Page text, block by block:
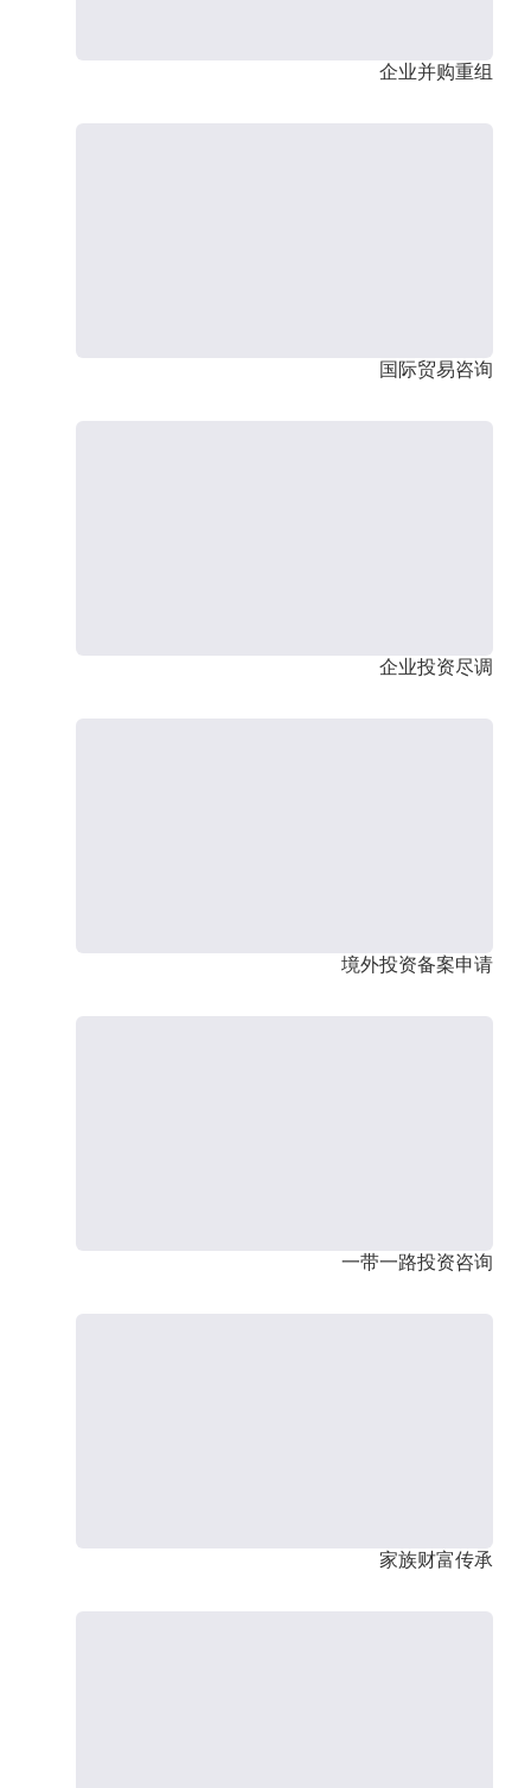
企业并购重组
国际贸易咨询
企业投资尽调
境外投资备案申请
一带一路投资咨询
家族财富传承